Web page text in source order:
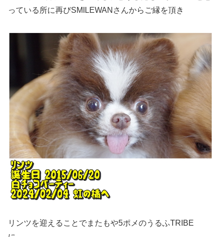
っている所に再びSMILEWANさんからご縁を頂き
リンツを迎えることでまたもや5ポメのうるふTRIBE